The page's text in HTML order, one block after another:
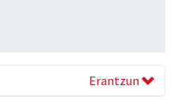
Erantzun